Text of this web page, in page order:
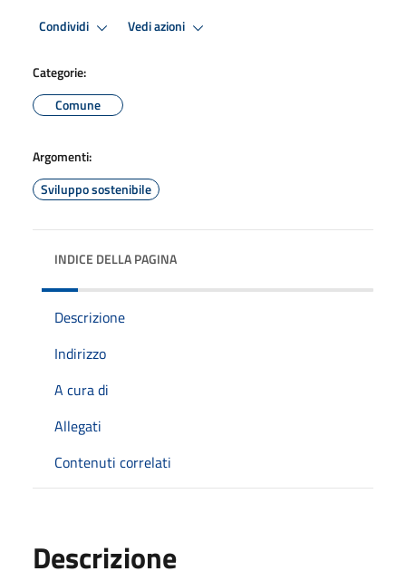
Condividi Vedi azioni
Categorie:
Comune
Argomenti:
Sviluppo sostenibile
INDICE DELLA PAGINA
Descrizione
Indirizzo
A cura di
Allegati
Contenuti correlati
Descrizione